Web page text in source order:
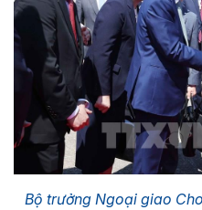
Bộ trưởng Ngoại giao